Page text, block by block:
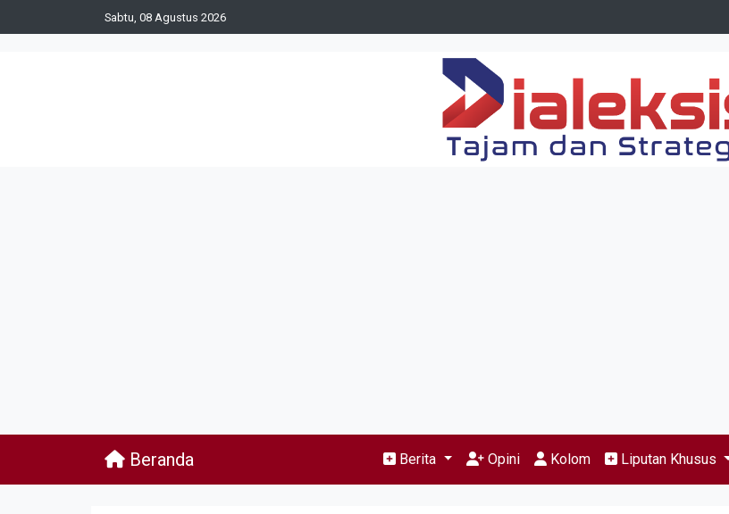
Sabtu, 08 Agustus 2026
Beranda Berita Opini Kolom Liputan Khusus